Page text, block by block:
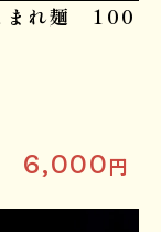
まれ麺 100
6,000円